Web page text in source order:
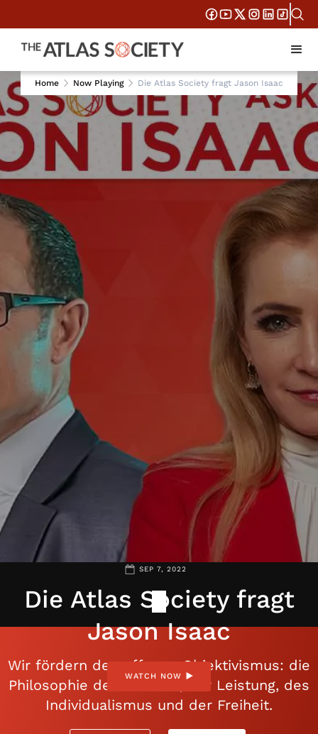
SEP 7, 2022
Die Atlas Society fragt
Jason Isaac
WATCH NOW
Home Now Playing Die Atlas Society fragt Jason Isaac
Wir fördern den offenen Objektivismus: die
Philosophie der Vernunft, der Leistung, des
Individualismus und der Freiheit.